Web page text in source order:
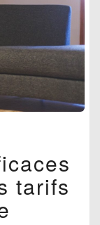
tarifs